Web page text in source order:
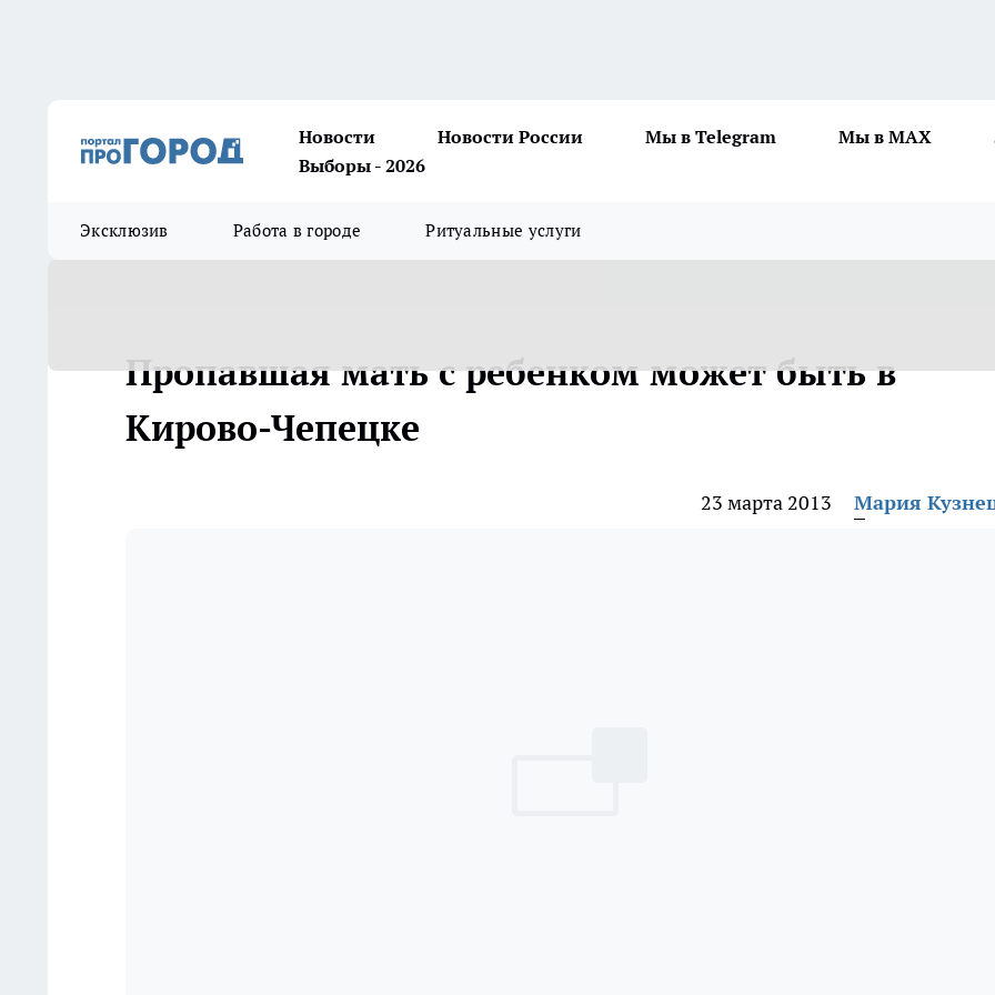
Новости Новости России Мы в Telegram Мы в MAX
Выборы - 2026
Эксклюзив Работа в городе Ритуальные услуги
Пропавшая мать с ребенком может быть в
Кирово-Чепецке
23 марта 2013 Мария